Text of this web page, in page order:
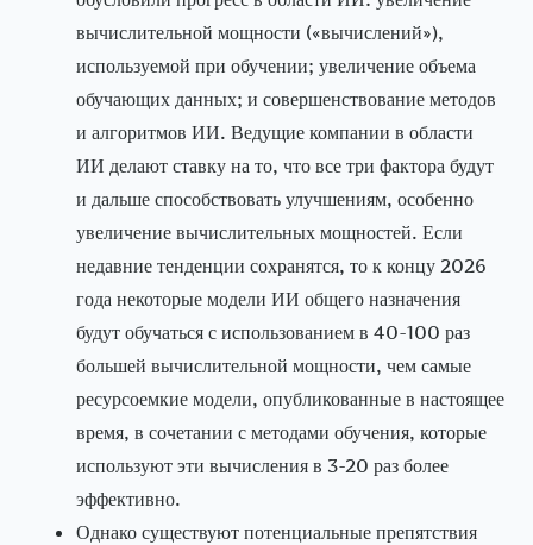
вычислительной мощности («вычислений»),
используемой при обучении; увеличение объема
обучающих данных; и совершенствование методов
и алгоритмов ИИ. Ведущие компании в области
ИИ делают ставку на то, что все три фактора будут
и дальше способствовать улучшениям, особенно
увеличение вычислительных мощностей. Если
недавние тенденции сохранятся, то к концу 2026
года некоторые модели ИИ общего назначения
будут обучаться с использованием в 40-100 раз
большей вычислительной мощности, чем самые
ресурсоемкие модели, опубликованные в настоящее
время, в сочетании с методами обучения, которые
используют эти вычисления в 3-20 раз более
эффективно.
Однако существуют потенциальные препятствия